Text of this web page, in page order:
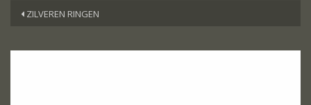
ZILVEREN RINGEN